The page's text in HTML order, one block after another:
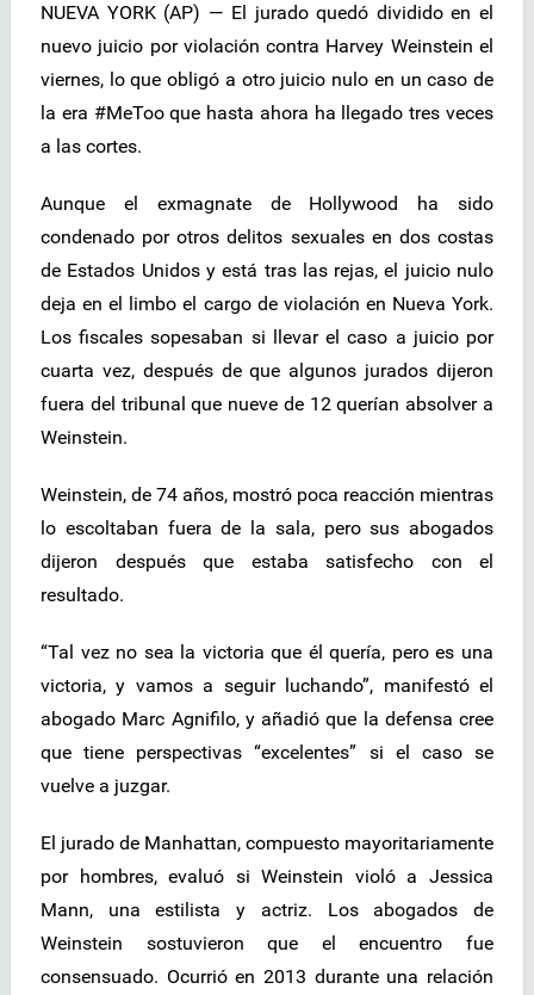
NUEVA YORK (AP) — El jurado quedó dividido en el
nuevo juicio por violación contra Harvey Weinstein el
viernes, lo que obligó a otro juicio nulo en un caso de
la era #MeToo que hasta ahora ha llegado tres veces
a las cortes.
Aunque el exmagnate de Hollywood ha sido
condenado por otros delitos sexuales en dos costas
de Estados Unidos y está tras las rejas, el juicio nulo
deja en el limbo el cargo de violación en Nueva York.
Los fiscales sopesaban si llevar el caso a juicio por
cuarta vez, después de que algunos jurados dijeron
fuera del tribunal que nueve de 12 querían absolver a
Weinstein.
Weinstein, de 74 años, mostró poca reacción mientras
lo escoltaban fuera de la sala, pero sus abogados
dijeron después que estaba satisfecho con el
resultado.
“Tal vez no sea la victoria que él quería, pero es una
victoria, y vamos a seguir luchando”, manifestó el
abogado Marc Agnifilo, y añadió que la defensa cree
que tiene perspectivas “excelentes” si el caso se
vuelve a juzgar.
El jurado de Manhattan, compuesto mayoritariamente
por hombres, evaluó si Weinstein violó a Jessica
Mann, una estilista y actriz. Los abogados de
Weinstein sostuvieron que el encuentro fue
consensuado. Ocurrió en 2013 durante una relación